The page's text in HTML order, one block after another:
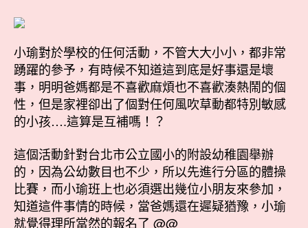
期
幼
兒
分
區
運
中
小瑜對於學校的任何活動，不管大大小小，都非常
踴躍的參予，有時候不知道這到底是好事還是壞
事，明明爸媽都是不喜歡麻煩也不喜歡湊熱鬧的個
性，但是家裡卻出了個對任何風吹草動都特別敏感
的小孩….這算是互補嗎！？
這個活動針對台北市公立國小的附設幼稚園舉辦
的，因為公幼數目也不少，所以先進行分區的體操
比賽，而小瑜班上也必須選出幾位小朋友來參加，
知道這件事情的時候，當爸媽還在遲疑猶豫，小瑜
就覺得理所當然的報名了 @@